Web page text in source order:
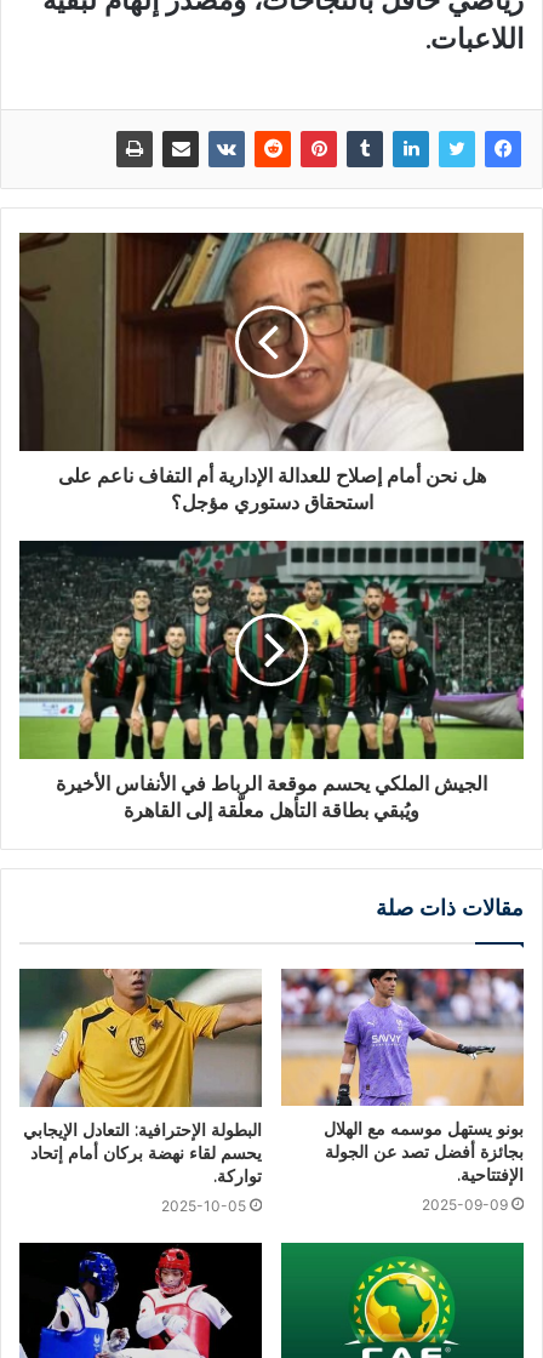
اللاعبات.
هل نحن أمام إصلاح للعدالة الإدارية أم التفاف ناعم على
استحقاق دستوري مؤجل؟
الجيش الملكي يحسم موقعة الرباط في الأنفاس الأخيرة
ويُبقي بطاقة التأهل معلّقة إلى القاهرة
مقالات ذات صلة
بونو يستهل موسمه مع الهلال
بجائزة أفضل تصد عن الجولة
الإفتتاحية.
2025-09-09
البطولة الإحترافية: التعادل الإيجابي
يحسم لقاء نهضة بركان أمام إتحاد
تواركة.
2025-10-05